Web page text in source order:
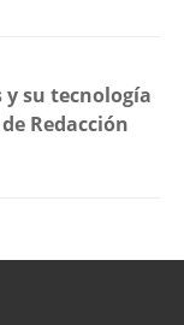
y su tecnología
Redacción